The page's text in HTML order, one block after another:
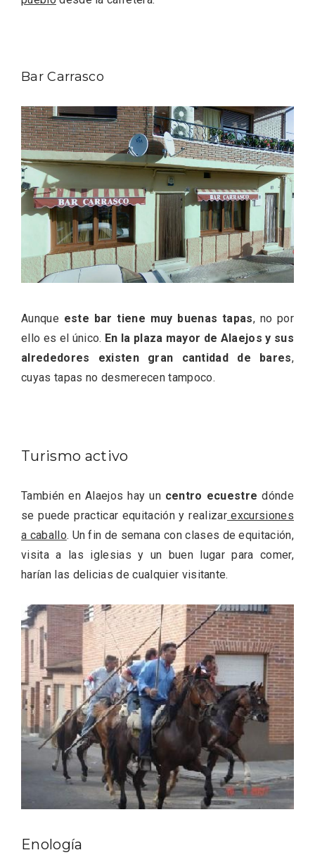
Bar Carrasco
Aunque este bar tiene muy buenas tapas, no por
ello es el único. En la plaza mayor de Alaejos y sus
alrededores existen gran cantidad de bares,
cuyas tapas no desmerecen tampoco.
Turismo activo
También en Alaejos hay un centro ecuestredónde
se puede practicar equitación y realizarexcursiones
a caballo. Un fin de semana con clases de equitación,
visita a las iglesias y un buen lugar para comer,
harían las delicias de cualquier visitante.
Enología
VII Feria del Vino de Sotillo 2026 ‘Sotillo,
el Vino y Yo’
V Feria Europea del Queso 2026 en
Serrada